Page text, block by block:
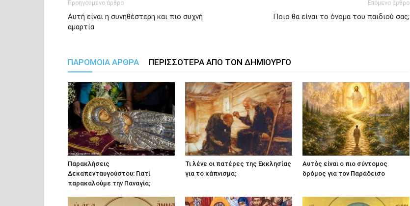
Προηγούμενο άρθρο
Αυτή είναι η συνηθέστερη και πιο συχνή
αμαρτία
Επόμενο άρθρο
Ποιο θα είναι το όνομα του παιδιού σας;
ΠΑΡΟΜΟΙΑ ΑΡΘΡΑ ΠΕΡΙΣΣΟΤΕΡΑ ΑΠΟ ΤΟΝ ΔΗΜΙΟΥΡΓΟ
Παρακλήσεις
Δεκαπενταυγούστου: Γιατί
παρακαλούμε την Παναγία;
Τι λένε οι πατέρες της Εκκλησίας
για το κάπνισμα;
Αυτός είναι ο πιο σύντομος
δρόμος για τον Παράδεισο